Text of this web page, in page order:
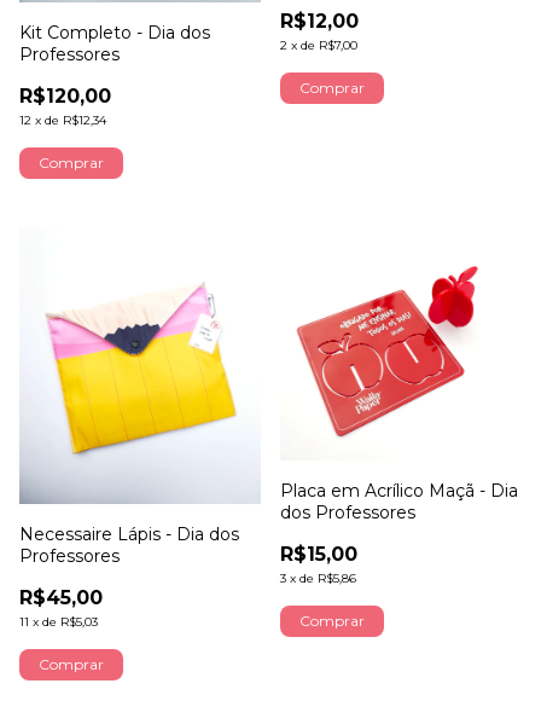
Kit Completo - Dia dos
Professores
R$120,00
12 x de R$12,34
R$12,00
2 x de R$7,00
Necessaire Lápis - Dia dos
Professores
R$45,00
11 x de R$5,03
Placa em Acrílico Maçã - Dia
dos Professores
R$15,00
3 x de R$5,86